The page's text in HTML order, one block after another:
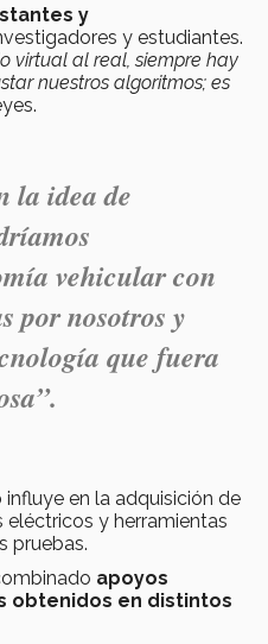
y
y estudiantes.
virtual al real, siempre hay
nuestros algoritmos; es
la idea de
vehicular con
por nosotros y
que fuera
influye en la adquisición de
eléctricos y herramientas
pruebas.
apoyos
obtenidos en distintos